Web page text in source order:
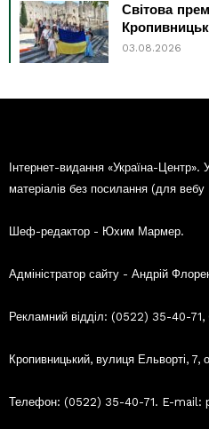
Світова
03.08.2026
Інтернет-видання «Україна-Центр».
матеріалів без посилання (для
Шеф-редактор - Юхим Мармер.
Адміністратор сайту - Андрій
Рекламний відділ: (0522) 35-40-
Кропивницький, вулиця Ельворті, 7,
Телефон: (0522) 35-40-71. E-mail: